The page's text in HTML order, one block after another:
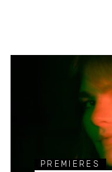
PREMIERES